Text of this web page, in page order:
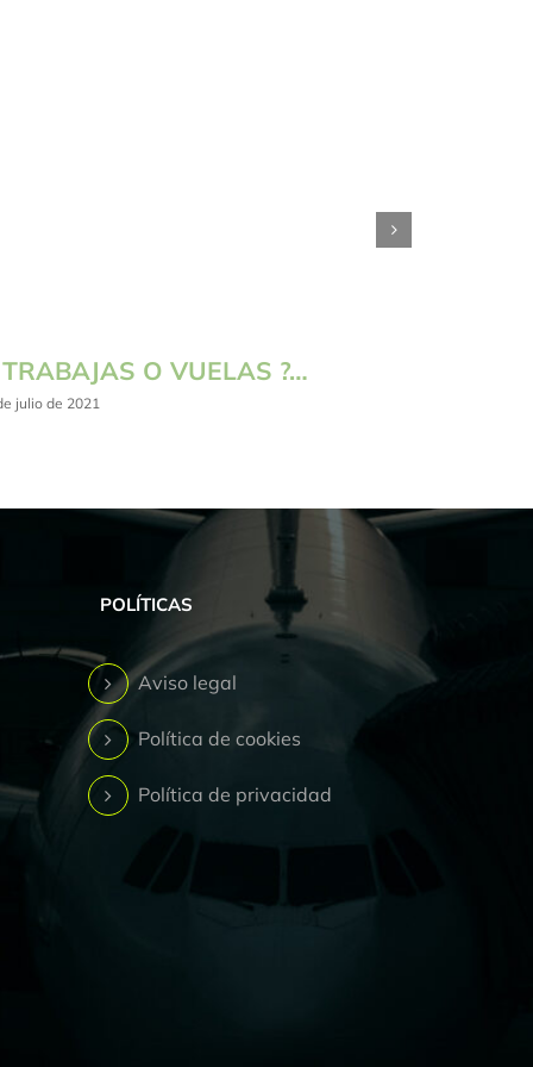
O VUELAS ?…
julio de 2021
POLÍTICAS
Aviso legal
Política de cookies
Política de privacidad